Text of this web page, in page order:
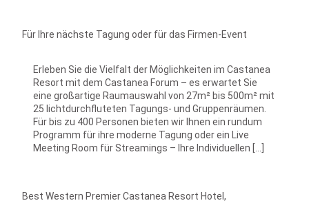
Für Ihre nächste Tagung oder für das Firmen-Event
Erleben Sie die Vielfalt der Möglichkeiten im Castanea
Resort mit dem Castanea Forum – es erwartet Sie
eine großartige Raumauswahl von 27m² bis 500m² mit
25 lichtdurchfluteten Tagungs- und Gruppenräumen.
Für bis zu 400 Personen bieten wir Ihnen ein rundum
Programm für ihre moderne Tagung oder ein Live
Meeting Room für Streamings – Ihre Individuellen […]
Best Western Premier Castanea Resort Hotel,